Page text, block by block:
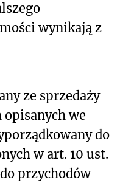
wynikają z
ze sprzedaży
we
do
w art. 10 ust.
przychodów